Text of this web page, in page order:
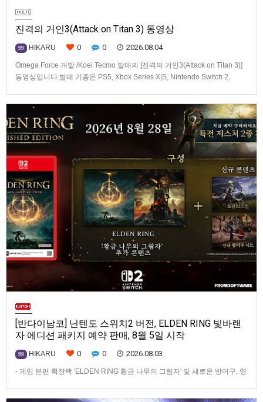
진격의 거인3(Attack on Titan 3) 동영상
99 HIKARU 0 0 2026.08.04
Omega Force 개발 /Koei Tecmo 발매의 [진격의 거인3(Attack on Titan 3)]
동영상입니다.발매 기종은 PS5, Xbox Series X|S, Nintendo Switch 2,
[반다이남코] 닌텐도 스위치2 버전, ELDEN RING 빛바랜
자 에디션 패키지 예약 판매, 8월 5일 시작
99 HIKARU 0 0 2026.08.03
- 게임 본편 확장팩 'ELDEN RING 황금 나무의 그림자' 및 새로운 방어구, 영